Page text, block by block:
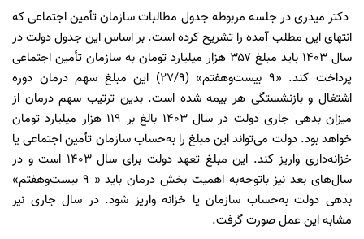
دکتر میدری در جلسه مربوطه جدول مطالبات سازمان تأمین اجتماعی که
انتهای این مطلب آمده را تشریح کرده است. بر اساس این جدول دولت در
سال ۱۴۰۳ باید مبلغ ۳۵۷ هزار میلیارد تومان به سازمان تأمین اجتماعی
پرداخت کند. «۹ بیست‌و‌هفتم» (۲۷/۹) این مبلغ سهم درمان دوره
اشتغال و بازنشستگی هر بیمه شده است. بدین ترتیب سهم درمان از
میزان بدهی جاری دولت در سال ۱۴۰۳ بالغ بر ۱۱۹ هزار میلیارد تومان
خواهد بود. دولت می‌تواند این مبلغ را به‌حساب سازمان تأمین اجتماعی یا
خزانه‌داری واریز کند. این مبلغ تعهد دولت برای سال ۱۴۰۳ است و در
سال‌های بعد نیز باتوجه‌به اهمیت بخش درمان باید « ۹ بیست‌و‌هفتم»
بدهی دولت به‌حساب سازمان یا خزانه واریز شود. در سال جاری نیز
مشابه این عمل صورت گرفت.